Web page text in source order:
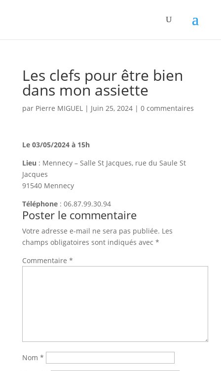
Les clefs pour être bien
dans mon assiette
par Pierre MIGUEL| Juin 25, 2024| 0 commentaires
Le 03/05/2024 à 15h
Lieu : Mennecy – Salle St Jacques, rue du Saule St
Jacques
91540 Mennecy
Téléphone: 06.87.99.30.94
Poster le commentaire
Votre adresse e-mail ne sera pas publiée. Les
champs obligatoires sont indiqués avec *
Commentaire *
Nom *